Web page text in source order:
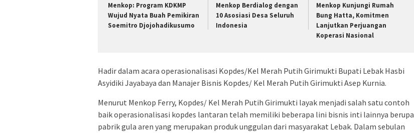
Menkop: Program KDKMP
Wujud Nyata Buah Pemikiran
Soemitro Djojohadikusumo
Menkop Berdialog dengan
10 Asosiasi Desa Seluruh
Indonesia
Menkop Kunjungi Rumah
Bung Hatta, Komitmen
Lanjutkan Perjuangan
Koperasi Nasional
Hadir dalam acara operasionalisasi Kopdes/Kel Merah Putih Girimukti Bupati Lebak Hasbi
Asyidiki Jayabaya dan Manajer Bisnis Kopdes/ Kel Merah Putih Girimukti Asep Kurnia.
Menurut Menkop Ferry, Kopdes/ Kel Merah Putih Girimukti layak menjadi salah satu contoh
baik operasionalisasi kopdes lantaran telah memiliki beberapa lini bisnis inti lainnya berupa
pabrik gula aren yang merupakan produk unggulan dari masyarakat Lebak. Dalam sebulan